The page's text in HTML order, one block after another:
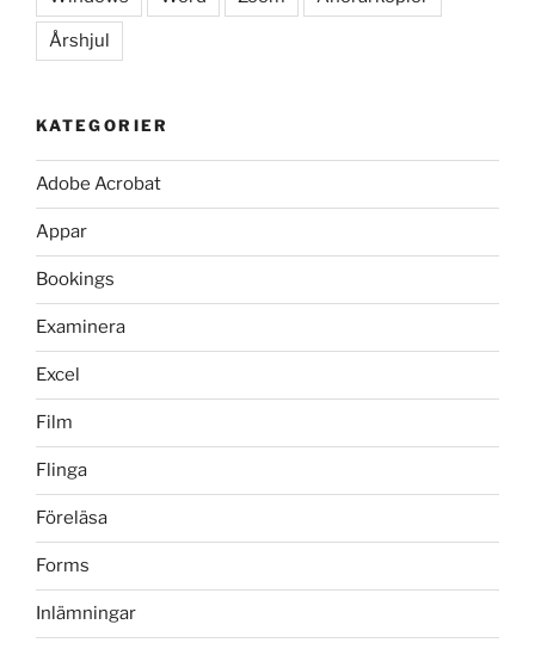
Årshjul
KATEGORIER
Adobe Acrobat
Appar
Bookings
Examinera
Excel
Film
Flinga
Föreläsa
Forms
Inlämningar